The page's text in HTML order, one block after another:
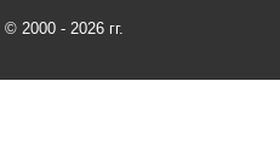
© 2000 - 2026 гг.